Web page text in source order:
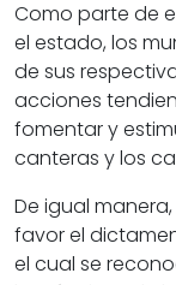
Como parte de
el estado, los
de sus
acciones
fomentar y
canteras y los
De igual
favor el
el cual se